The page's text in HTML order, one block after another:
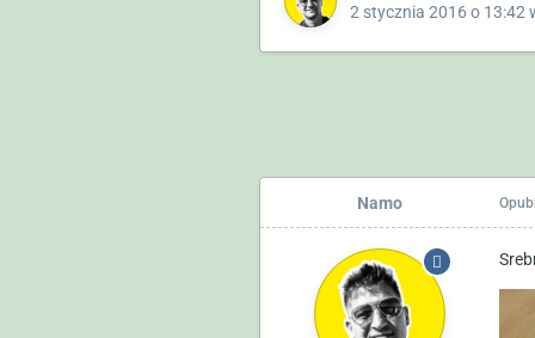
2 stycznia 2016 o 13:42
Namo